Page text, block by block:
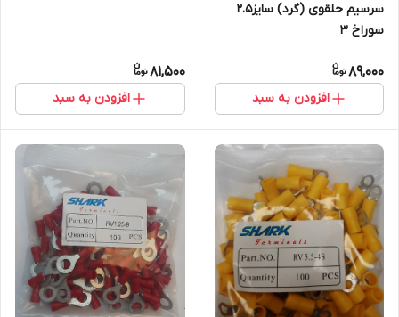
سرسیم حلقوی (گرد) سایز2.5
سوراخ 3
89,000
افزودن به سبد
81,500
افزودن به سبد